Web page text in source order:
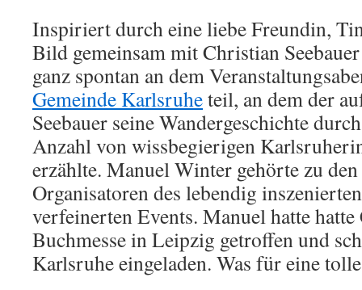
Inspiriert durch eine liebe Freundin,
Bild gemeinsam mit Christian
ganz spontan an dem
Gemeinde Karlsruheteil, an dem der
Seebauer seine Wandergeschichte
Anzahl von wissbegierigen
erzählte. Manuel Winter gehörte zu
Organisatoren des lebendig
verfeinerten Events. Manuel hatte
Buchmesse in Leipzig getroffen und
Karlsruhe eingeladen. Was für eine